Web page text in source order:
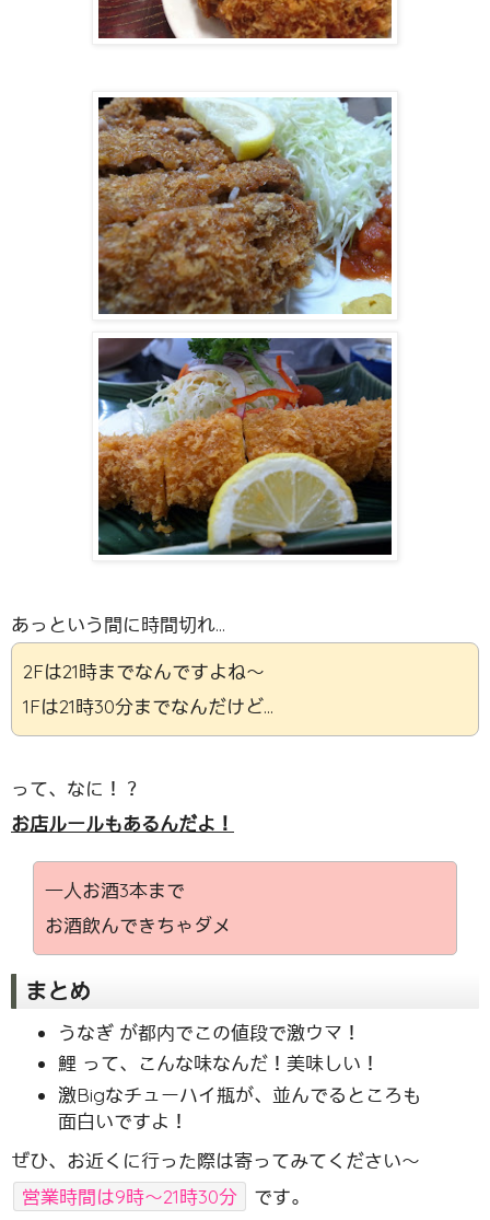
あっという間に時間切れ…
2Fは21時までなんですよね〜
1Fは21時30分までなんだけど…
って、なに！？
お店ルールもあるんだよ！
一人お酒3本まで
お酒飲んできちゃダメ
まとめ
うなぎ が都内でこの値段で激ウマ！
鯉 って、こんな味なんだ！美味しい！
激Bigなチューハイ瓶が、並んでるところも
面白いですよ！
ぜひ、お近くに行った際は寄ってみてください〜
営業時間は9時〜21時30分
です。